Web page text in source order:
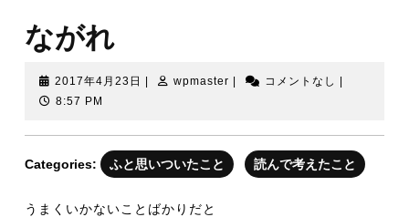
ながれ
2017年4月23日
2017
23
日
wpmaster wpmasterコメントなし
8:57 PM
Categories: ふと思いついたこと 読んで考えたこと
うまくいかないことばかりだと